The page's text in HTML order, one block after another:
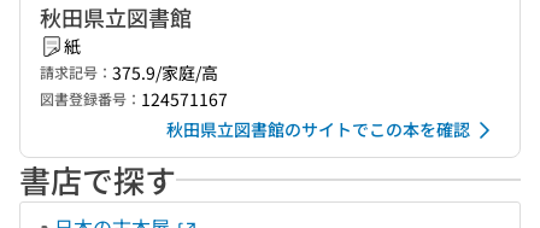
秋田県立図書館
紙
請求記号： 375.9/家庭/高
図書登録番号： 124571167
秋田県立図書館のサイトでこの本を確認
書店で探す